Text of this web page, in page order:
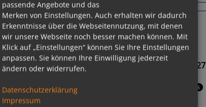
Gewählter Termin:
27.05.2027 - 31.05.2027
passende Angebote und das
Merken von Einstellungen. Auch erhalten wir dadurch
Erkenntnisse über die Webseitennutzung, mit denen
wir unsere Webseite noch besser machen können. Mit
Klick auf „Einstellungen“ können Sie Ihre Einstellungen
anpassen. Sie können Ihre Einwilligung jederzeit
ändern oder widerrufen.
Datenschutzerklärung
Impressum